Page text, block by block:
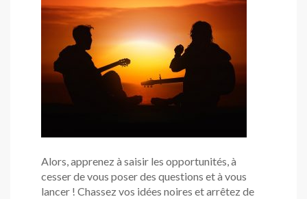
Alors, apprenez à saisir les opportunités, à
cesser de vous poser des questions et à vous
lancer ! Chassez vos idées noires et arrêtez de